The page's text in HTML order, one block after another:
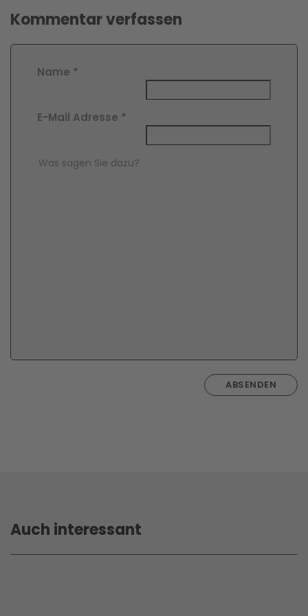
Kommentar verfassen
Name *
E-Mail Adresse *
Comment Text*
ABSENDEN
Auch interessant